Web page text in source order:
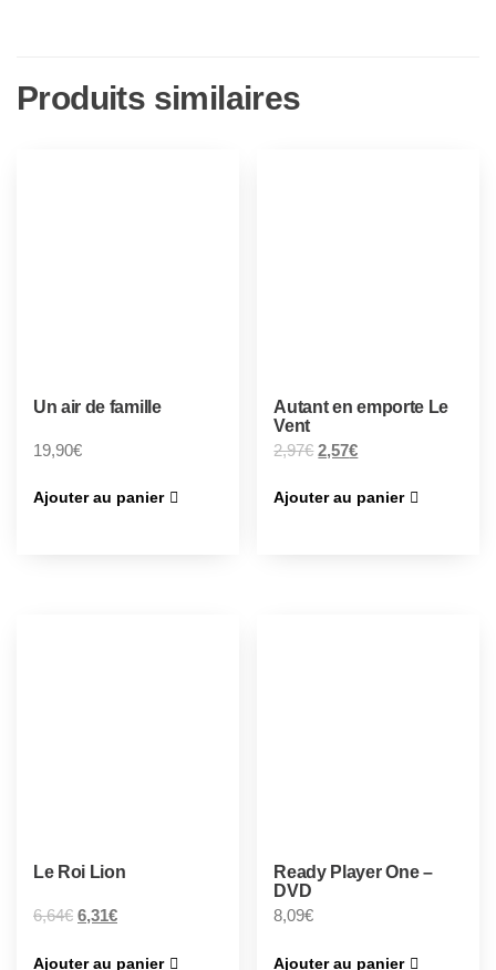
Produits similaires
Un air de famille
19,90€
Ajouter au panier
Autant en emporte Le
Vent
2,97€ 2,57€
Ajouter au panier
Le Roi Lion
6,64€ 6,31€
Ajouter au panier
Ready Player One –
DVD
8,09€
Ajouter au panier